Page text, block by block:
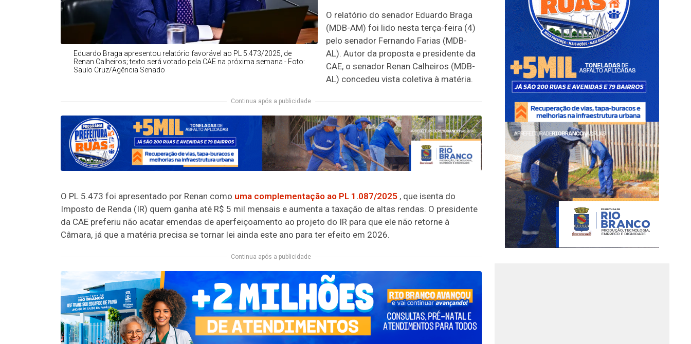
Eduardo Braga apresentou relatório favorável ao PL 5.473/2025, de
Renan Calheiros; texto será votado pela CAE na próxima semana - Foto:
Saulo Cruz/Agência Senado
O relatório do senador Eduardo Braga
(MDB-AM) foi lido nesta terça-feira (4)
pelo senador Fernando Farias (MDB-
AL). Autor da proposta e presidente da
CAE, o senador Renan Calheiros (MDB-
AL) concedeu vista coletiva à matéria.
Continua após a publicidade
O PL 5.473 foi apresentado por Renan como uma complementação ao PL 1.087/2025, que isenta do
Imposto de Renda (IR) quem ganha até R$ 5 mil mensais e aumenta a taxação de altas rendas. O presidente
da CAE preferiu não acatar emendas de aperfeiçoamento ao projeto do IR para que ele não retorne à
Câmara, já que a matéria precisa se tornar lei ainda este ano para ter efeito em 2026.
Continua após a publicidade